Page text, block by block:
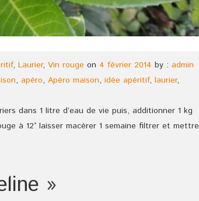
, Laurier, Vin rouge on 4 février 2014 by : admin
, apéro, Apéro maison, idée apéritif, laurier,
dans 1 litre d’eau de vie puis, additionner 1 kg
à 12° laisser macérer 1 semaine filtrer et mettre
»